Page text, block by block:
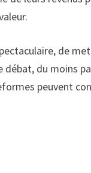
de
du moins
peuvent